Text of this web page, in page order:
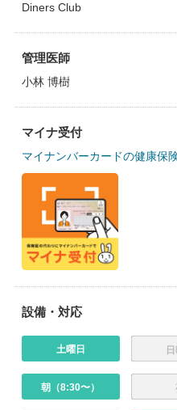
Diners Club
管理医師
小林 博樹
マイナ受付
マイナンバーカードの健康保
設備・対応
土曜日
朝（8:30〜）